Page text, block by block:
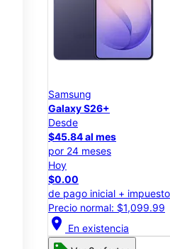
Samsung
Galaxy S26+
Desde
$45.84 al mes
por 24 meses
Hoy
$0.00
de pago inicial +
Precio normal: $1,099.99
location_on En existencia